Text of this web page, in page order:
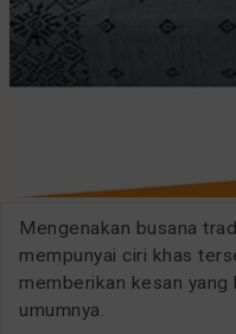
Mengenakan busana
mempunyai ciri khas
memberikan kesan
umumnya.